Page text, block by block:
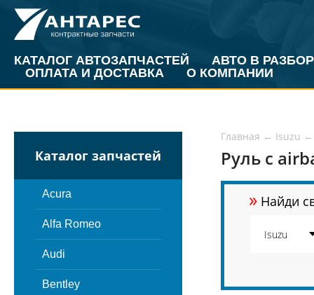
КАТАЛОГ АВТОЗАПЧАСТЕЙ
АВТО В РАЗБОР
ОПЛАТА И ДОСТАВКА
О КОМПАНИИ
Каталог запчастей
Acura
Alfa Romeo
Audi
Bentley
Главная ← Isuzu ←
Руль с
» Найди